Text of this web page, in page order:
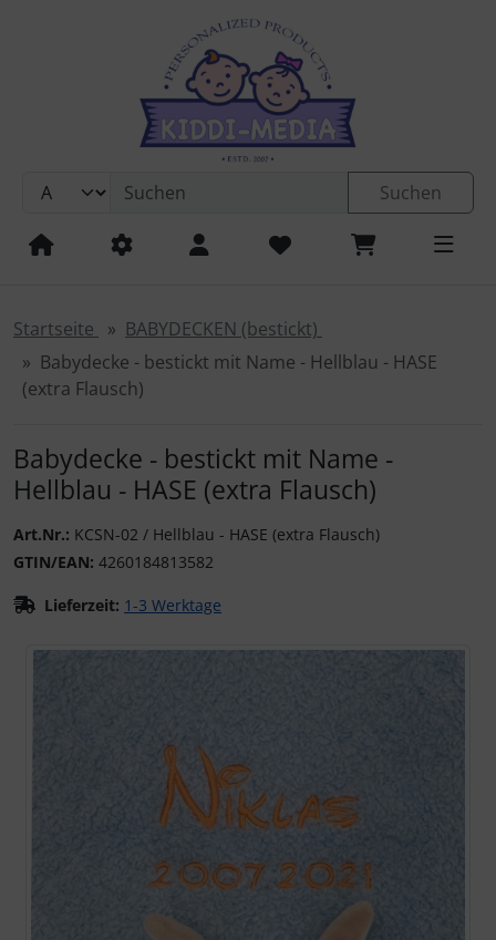
Springe zur Navigation
Springe zum Inhalt
Springe zum Login-Button
Springe zum Button für Einstellungen
Springe zu den allgemeinen InformationenSuchen
Startseite
BABYDECKEN (bestickt)
Babydecke - bestickt mit Name - Hellblau - HASE
(extra Flausch)
Babydecke - bestickt mit Name -
Hellblau - HASE (extra Flausch)
Art.Nr.: KCSN-02 / Hellblau - HASE (extra Flausch)
GTIN/EAN: 4260184813582
Lieferzeit: 1-3 Werktage
Wenn mehr als ein Produktbild exitiert, können Sie die